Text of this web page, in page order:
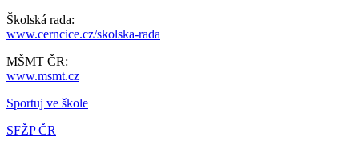
Školská rada:
www.cerncice.cz/skolska-rada
MŠMT ČR:
www.msmt.cz
Sportuj ve škole
SFŽP ČR